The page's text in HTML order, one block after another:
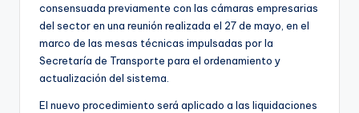
consensuada previamente con las cámaras empresarias
del sector en una reunión realizada el 27 de mayo, en el
marco de las mesas técnicas impulsadas por la
Secretaría de Transporte para el ordenamiento y
actualización del sistema.
El nuevo procedimiento será aplicado a las liquidaciones